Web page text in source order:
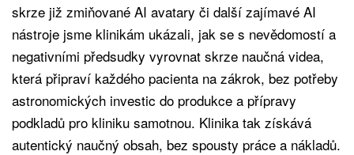
skrze již zmiňované AI avatary či další zajímavé AI
nástroje jsme klinikám ukázali, jak se s nevědomostí a
negativními předsudky vyrovnat skrze naučná videa,
která připraví každého pacienta na zákrok, bez potřeby
astronomických investic do produkce a přípravy
podkladů pro kliniku samotnou. Klinika tak získává
autentický naučný obsah, bez spousty práce a nákladů.